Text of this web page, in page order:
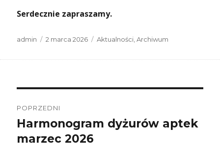
Serdecznie zapraszamy.
Autor
admin
Data
2 marca 2026 Kategorie
Aktualności,Archiwum
wpisu
POPRZEDNI
Poprzedni
wpis:
Harmonogram dyżurów aptek
marzec 2026